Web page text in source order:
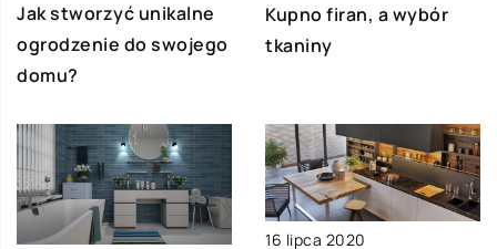
Jak stworzyć unikalne
ogrodzenie do swojego
domu?
Kupno firan, a wybór
tkaniny
16 lipca 2020